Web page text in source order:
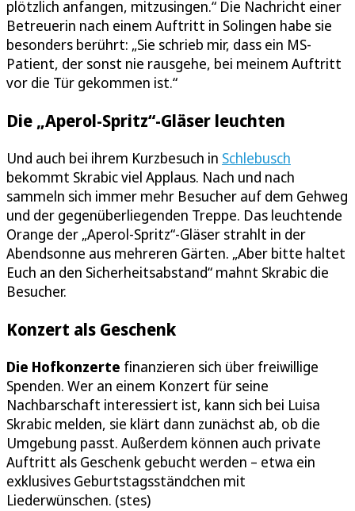
plötzlich anfangen, mitzusingen.“ Die Nachricht einer
Betreuerin nach einem Auftritt in Solingen habe sie
besonders berührt: „Sie schrieb mir, dass ein MS-
Patient, der sonst nie rausgehe, bei meinem Auftritt
vor die Tür gekommen ist.“
Die „Aperol-Spritz“-Gläser leuchten
Und auch bei ihrem Kurzbesuch in Schlebusch
bekommt Skrabic viel Applaus. Nach und nach
sammeln sich immer mehr Besucher auf dem Gehweg
und der gegenüberliegenden Treppe. Das leuchtende
Orange der „Aperol-Spritz“-Gläser strahlt in der
Abendsonne aus mehreren Gärten. „Aber bitte haltet
Euch an den Sicherheitsabstand“ mahnt Skrabic die
Besucher.
Konzert als Geschenk
Die Hofkonzerte finanzieren sich über freiwillige
Spenden. Wer an einem Konzert für seine
Nachbarschaft interessiert ist, kann sich bei Luisa
Skrabic melden, sie klärt dann zunächst ab, ob die
Umgebung passt. Außerdem können auch private
Auftritt als Geschenk gebucht werden – etwa ein
exklusives Geburtstagsständchen mit
Liederwünschen. (stes)